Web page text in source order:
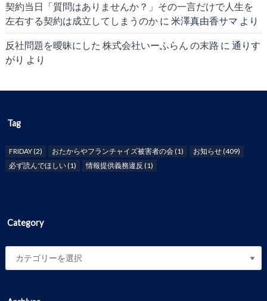
契約当日「質問はありませんか？」その一言だけで人生を
左右する契約は成立してしまうのかに 米澤真由香サマ より
反社問題を曖昧にした 株式会社いーふらん の末路 に 通りす
がり より
Tag
FRIDAY(2) おたからやフランチャイズ被害者の会(1) お知らせ(409)
必ず読んでほしい(1) 情報提供義務違反 (1)
Category